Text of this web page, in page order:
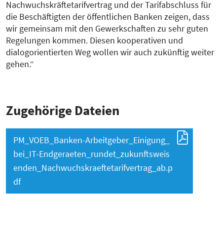
Nachwuchskräftetarifvertrag und der Tarifabschluss für
die Beschäftigten der öffentlichen Banken zeigen, dass
wir gemeinsam mit den Gewerkschaften zu sehr guten
Regelungen kommen. Diesen kooperativen und
dialogorientierten Weg wollen wir auch zukünftig weiter
gehen.“
Zugehörige Dateien
PM_VOEB_Banken-Arbeitgeber_Einigung_
bei_IT-Endgeraeten_rundet_zukunftsweis
enden_Nachwuchskraeftetarifvertrag_ab.p
df